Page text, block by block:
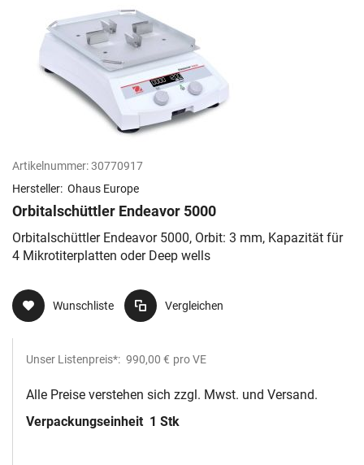
Artikelnummer:30770917
Hersteller: Ohaus Europe
Orbitalschüttler Endeavor 5000
Orbitalschüttler Endeavor 5000, Orbit: 3 mm, Kapazität für
4 Mikrotiterplatten oder Deep wells
Wunschliste Vergleichen
Unser Listenpreis*: 990,00 € pro VE
Alle Preise verstehen sich zzgl. Mwst. und Versand.
Verpackungseinheit 1 Stk